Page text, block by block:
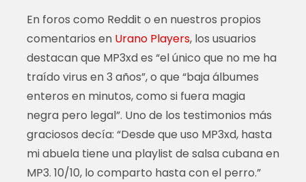
En foros como Reddit o en nuestros propios
comentarios en Urano Players, los usuarios
destacan que MP3xd es “el único que no me ha
traído virus en 3 años”, o que “baja álbumes
enteros en minutos, como si fuera magia
negra pero legal”. Uno de los testimonios más
graciosos decía: “Desde que uso MP3xd, hasta
mi abuela tiene una playlist de salsa cubana en
MP3. 10/10, lo comparto hasta con el perro.”